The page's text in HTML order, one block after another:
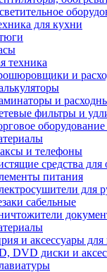
для кухни
техника
и
и
фильтры и
и телефоны
средства
питания
для
сабельные
и аксессуары для
DVD диски и